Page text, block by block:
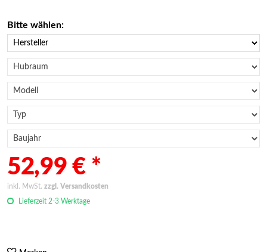
Bitte wählen:
52,99 € *
inkl. MwSt. zzgl. Versandkosten
Lieferzeit 2-3 Werktage